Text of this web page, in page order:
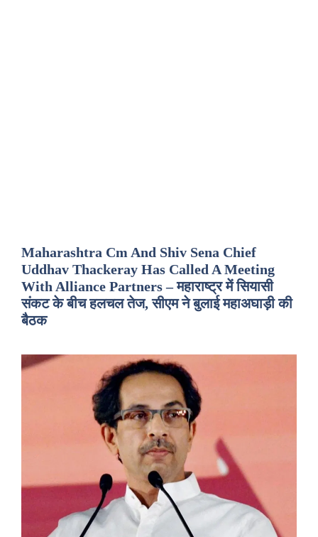
Maharashtra Cm And Shiv Sena Chief
Uddhav Thackeray Has Called A Meeting
With Alliance Partners – महाराष्ट्र में सियासी
संकट के बीच हलचल तेज, सीएम ने बुलाई महाअघाड़ी की
बैठक